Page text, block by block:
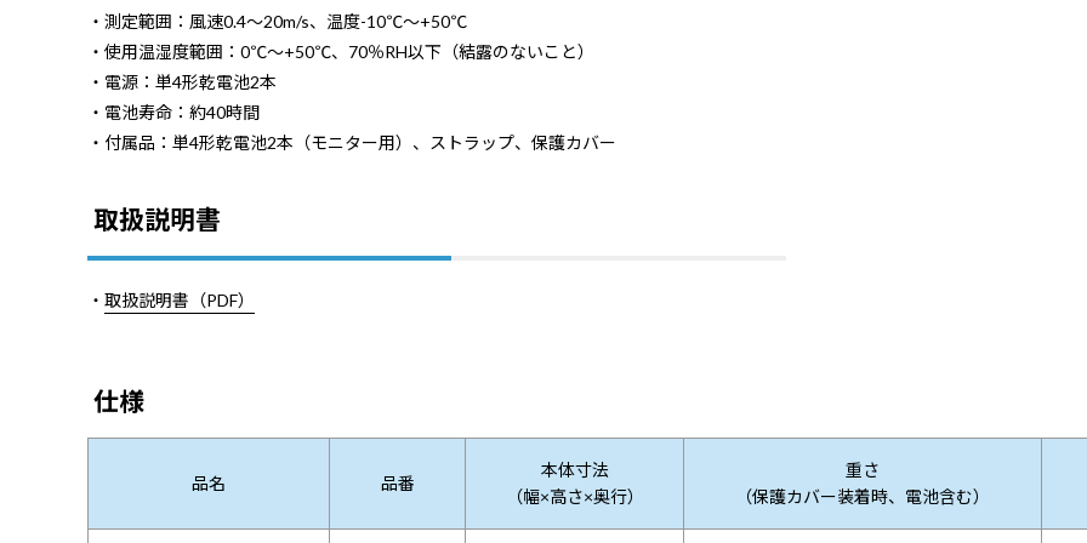
・測定範囲：風速0.4～20m/s、温度-10℃～+50℃
・使用温湿度範囲：0℃～+50℃、70％RH以下（結露のないこと）
・電源：単4形乾電池2本
・電池寿命：約40時間
・付属品：単4形乾電池2本（モニター用）、ストラップ、保護カバー
取扱説明書
・ 取扱説明書（PDF）
仕様
品名 品番
本体寸法
（幅×高さ×奥行）
重さ
（保護カバー装着時、電池含む）